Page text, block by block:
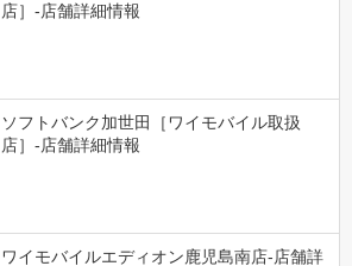
店］-店舗詳細情報
ソフトバンク加世田［ワイモバイル取扱
店］-店舗詳細情報
ワイモバイルエディオン鹿児島南店-店舗詳